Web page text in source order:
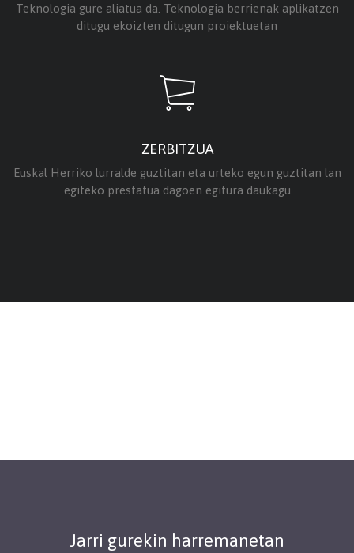
Teknologia gure aliatua da. Teknologia berrienak aplikatzen
ditugu ekoizten ditugun proiektuetan
ZERBITZUA
Euskal Herriko lurralde guztitan eta urteko egun guztitan lan
egiteko prestatua dagoen egitura daukagu
Jarri gurekin harremanetan